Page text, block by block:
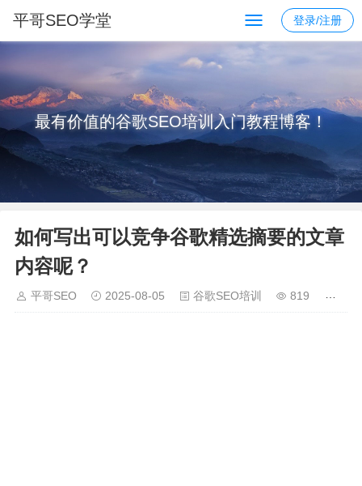
平哥SEO学堂 登录/注册
最有价值的谷歌SEO培训入门教程博客！
如何写出可以竞争谷歌精选摘要的文章
内容呢？
平哥SEO 2025-08-05 谷歌SEO培训 819